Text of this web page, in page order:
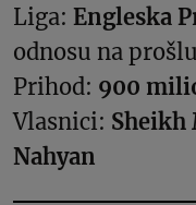
Liga: Engleska
odnosu na
Prihod: 900
Vlasnici: Sheikh
Nahyan